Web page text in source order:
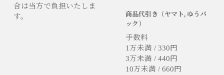
合は当方で負担いたしま
す。
商品代引き（ヤマト, ゆうパ
ック）
手数料
1万未満 / 330円
3万未満 / 440円
10万未満 / 660円